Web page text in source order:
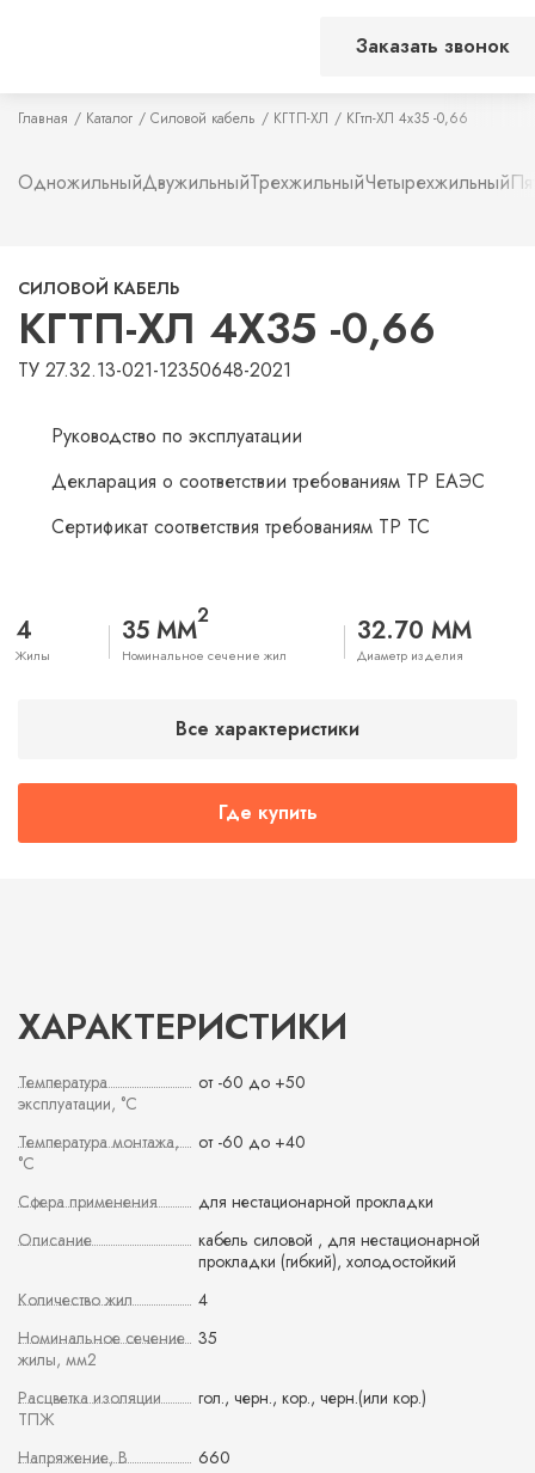
Заказать звонок
Главная Каталог Силовой кабель КГТП-ХЛ КГтп-ХЛ 4х35 -0,66
ОдножильныйДвужильныйТрехжильныйЧетырехжильный
СИЛОВОЙ КАБЕЛЬ
КГТП-ХЛ 4Х35 -0,66
ТУ 27.32.13-021-12350648-2021
Руководство по эксплуатации
Декларация о соответствии требованиям ТР ЕАЭС
Сертификат соответствия требованиям ТР ТС
4
Жилы
35 ММ2
Номинальное сечение жил
32.70 ММ
Диаметр изделия
Все характеристики
Где купить
ХАРАКТЕРИСТИКИ
Температура
эксплуатации, °С
от -60 до +50
Температура монтажа,
°С
от -60 до +40
Сфера применения
для нестационарной прокладки
Описание
кабель силовой , для нестационарной
прокладки (гибкий), холодостойкий
Количество жил
4
Номинальное сечение
жилы, мм2
35
Расцветка изоляции
ТПЖ
гол., черн., кор., черн.(или кор.)
Напряжение, В
660